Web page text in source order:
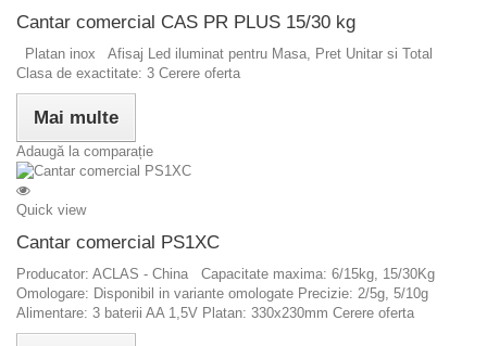
Cantar comercial CAS PR PLUS 15/30 kg
Platan inox Afisaj Led iluminat pentru Masa, Pret Unitar si Total
Clasa de exactitate: 3 Cerere oferta
Mai multe
Adaugă la comparație
Quick view
Cantar comercial PS1XC
Producator: ACLAS - China Capacitate maxima: 6/15kg, 15/30Kg
Omologare: Disponibil in variante omologate Precizie: 2/5g, 5/10g
Alimentare: 3 baterii AA 1,5V Platan: 330x230mm Cerere oferta